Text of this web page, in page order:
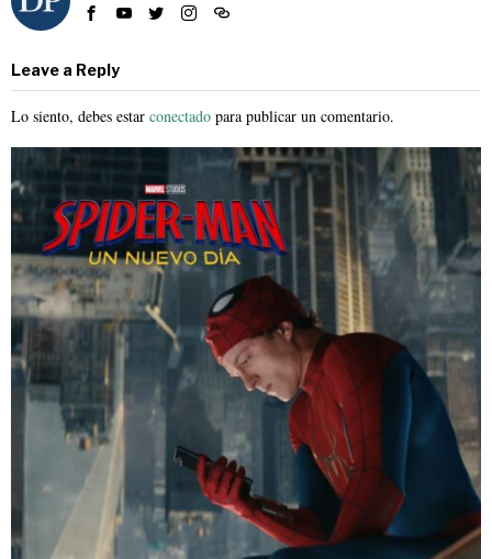
Leave a Reply
Lo siento, debes estar conectado para publicar un comentario.